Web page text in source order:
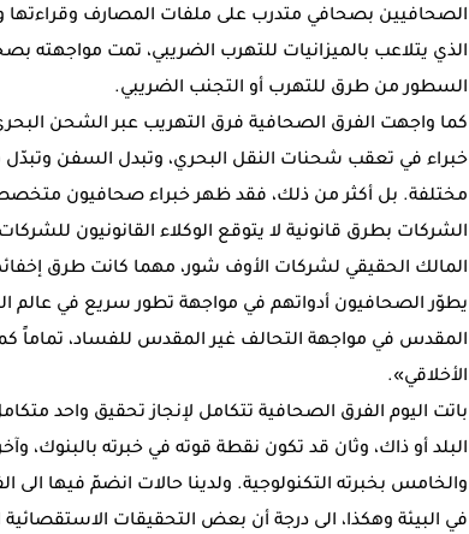
الصحافيين بصحافي متدرب على ملفات المصارف وقراءتها
الذي يتلاعب بالميزانيات للتهرب الضريبي، تمت مواجهته
السطور من طرق للتهرب أو التجنب الضريبي.
كما واجهت الفرق الصحافية فرق التهريب عبر الشحن
خبراء في تعقب شحنات النقل البحري، وتبدل السفن
مختلفة. بل أكثر من ذلك، فقد ظهر خبراء صحافيون
الشركات بطرق قانونية لا يتوقع الوكلاء القانونيون
المالك الحقيقي لشركات الأوف شور، مهما كانت طرق
يطوّر الصحافيون أدواتهم في مواجهة تطور سريع في عالم
المقدس في مواجهة التحالف غير المقدس للفساد، تماماً
الأخلاقي».
باتت اليوم الفرق الصحافية تتكامل لإنجاز تحقيق واحد
البلد أو ذاك، وثان قد تكون نقطة قوته في خبرته بالبنوك،
والخامس بخبرته التكنولوجية. ولدينا حالات انضمّ فيها
في البيئة وهكذا، الى درجة أن بعض التحقيقات